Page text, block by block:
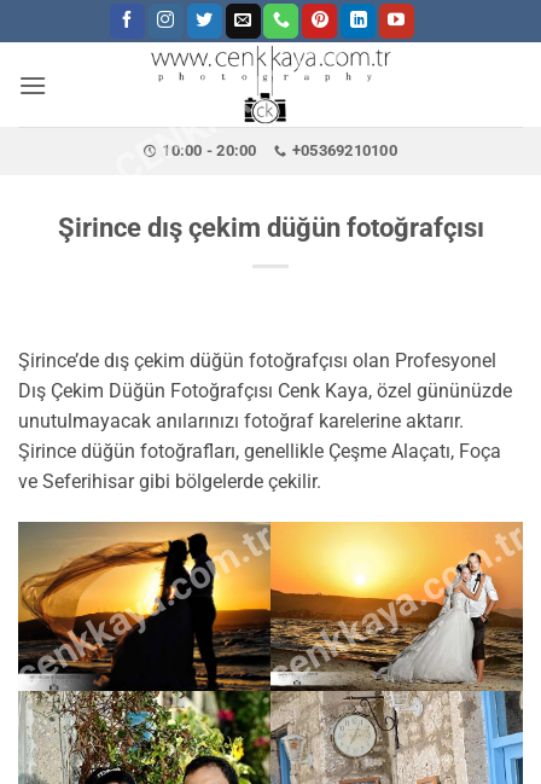
atla
CENKKAYA.COM.TR
10:00 - 20:00 +05369210100
Şirince dış çekim düğün fotoğrafçısı
Şirince’de dış çekim düğün fotoğrafçısı olan Profesyonel
Dış Çekim Düğün Fotoğrafçısı Cenk Kaya, özel gününüzde
unutulmayacak anılarınızı fotoğraf karelerine aktarır.
Şirince düğün fotoğrafları, genellikle Çeşme Alaçatı, Foça
ve Seferihisar gibi bölgelerde çekilir.
cenkkaya.com.trcenkkaya.com.tr